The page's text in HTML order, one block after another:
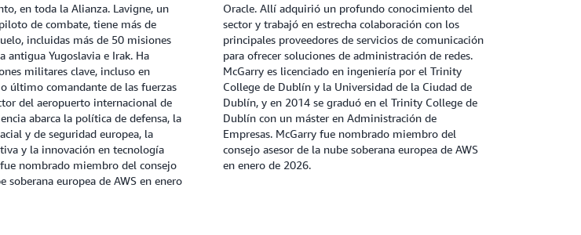
en toda la Alianza. Lavigne, un
de combate, tiene más de
incluidas más de 50 misiones
antigua Yugoslavia e Irak. Ha
militares clave, incluso en
último comandante de las fuerzas
del aeropuerto internacional de
abarca la política de defensa, la
y de seguridad europea, la
y la innovación en tecnología
nombrado miembro del consejo
soberana europea de AWS en enero
Oracle. Allí adquirió un profundo conocimiento del
sector y trabajó en estrecha colaboración con los
principales proveedores de servicios de comunicación
para ofrecer soluciones de administración de redes.
McGarry es licenciado en ingeniería por el Trinity
College de Dublín y la Universidad de la Ciudad de
Dublín, y en 2014 se graduó en el Trinity College de
Dublín con un máster en Administración de
Empresas. McGarry fue nombrado miembro del
consejo asesor de la nube soberana europea de AWS
en enero de 2026.